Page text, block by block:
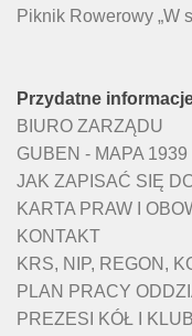
Piknik Rowerowy „W
Przydatne
BIURO ZARZĄDU
GUBEN - MAPA 1939
JAK ZAPISAĆ SIĘ
KARTA PRAW I
KONTAKT
KRS, NIP, REGON,
PLAN PRACY
PREZESI KÓŁ I